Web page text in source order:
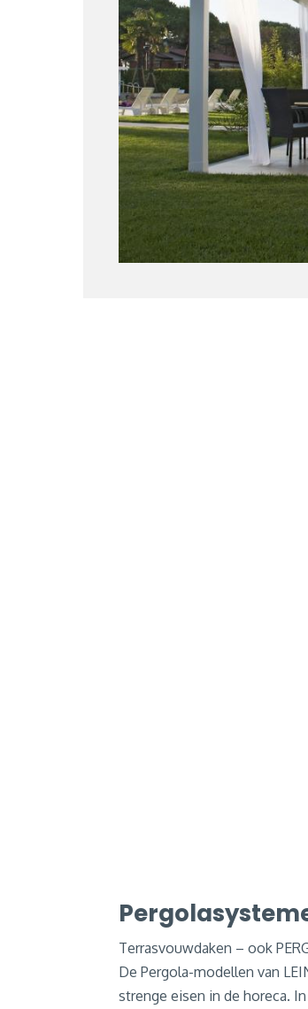
Terrasvouwdaken – ook
De Pergola-modellen van
strenge eisen in de horeca.